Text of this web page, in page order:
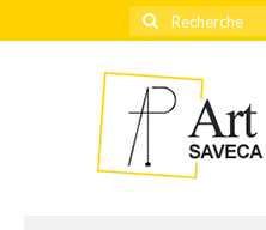
Rechercher
: